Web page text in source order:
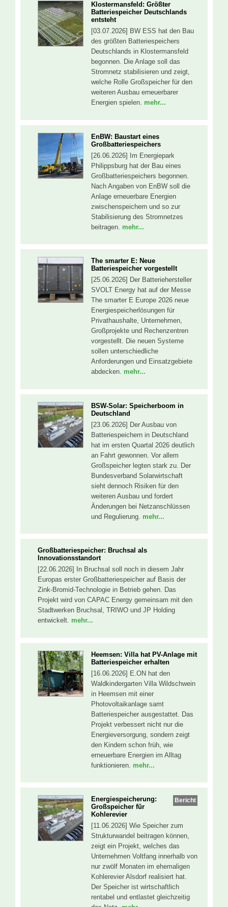
Klostermansfeld: Größter
Batteriespeicher Deutschlands
entsteht
[03.07.2026] BW ESS hat den Bau
des größten Batteriespeichers
Deutschlands in Klostermansfeld
begonnen. Die Anlage soll das
Stromnetz stabilisieren und zeigt,
welche Rolle Großspeicher für den
weiteren Ausbau erneuerbarer
Energien spielen. mehr...
EnBW: Baustart eines
Großbatteriespeichers
[26.06.2026] Im Energiepark
Philippsburg hat der Bau eines
Großbatteriespeichers begonnen.
Nach Angaben von EnBW soll die
Anlage erneuerbare Energien
zwischenspeichern und so zur
Stabilisierung des Stromnetzes
beitragen. mehr...
The smarter E: Neue
Batteriespeicher vorgestellt
[25.06.2026] Der Batteriehersteller
SVOLT Energy hat auf der Messe
The smarter E Europe 2026 neue
Energiespeicherlösungen für
Privathaushalte, Unternehmen,
Großprojekte und Rechenzentren
vorgestellt. Die neuen Systeme
sollen unterschiedliche
Anforderungen und Einsatzgebiete
abdecken. mehr...
BSW-Solar: Speicherboom in
Deutschland
[23.06.2026] Der Ausbau von
Batteriespeichern in Deutschland
hat im ersten Quartal 2026 deutlich
an Fahrt gewonnen. Vor allem
Großspeicher legten stark zu. Der
Bundesverband Solarwirtschaft
sieht dennoch Risiken für den
weiteren Ausbau und fordert
Änderungen bei Netzanschlüssen
und Regulierung. mehr...
Großbatteriespeicher: Bruchsal als
Innovationsstandort
[22.06.2026] In Bruchsal soll noch in diesem Jahr
Europas erster Großbatteriespeicher auf Basis der
Zink-Bromid-Technologie in Betrieb gehen. Das
Projekt wird von CAPAC Energy gemeinsam mit den
Stadtwerken Bruchsal, TRIWO und JP Holding
entwickelt. mehr...
Heemsen: Villa hat PV-Anlage mit
Batteriespeicher erhalten
[16.06.2026] E.ON hat den
Waldkindergarten Villa Wildschwein
in Heemsen mit einer
Photovoltaikanlage samt
Batteriespeicher ausgestattet. Das
Projekt verbessert nicht nur die
Energieversorgung, sondern zeigt
den Kindern schon früh, wie
erneuerbare Energien im Alltag
funktionieren. mehr...
Bericht
Energiespeicherung:
Großspeicher für
Kohlerevier
[11.06.2026] Wie Speicher zum
Strukturwandel beitragen können,
zeigt ein Projekt, welches das
Unternehmen Voltfang innerhalb von
nur zwölf Monaten im ehemaligen
Kohlerevier Alsdorf realisiert hat.
Der Speicher ist wirtschaftlich
rentabel und entlastet gleichzeitig